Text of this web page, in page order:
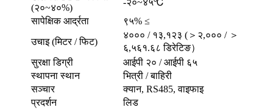
(२०~४०%)
-२०~४५℃
सापेक्षिक आर्द्रता
९५% ≤
उचाइ (मिटर / फिट)
४००० / १३,१२३ (＞२,००० / ＞
६,५६१.६८ डिरेटिङ）
सुरक्षा डिग्री
आईपी ​​२० / आईपी ६५
स्थापना स्थान
भित्री / बाहिरी
सञ्चार
क्यान, RS485, वाइफाइ
प्रदर्शन
लिड